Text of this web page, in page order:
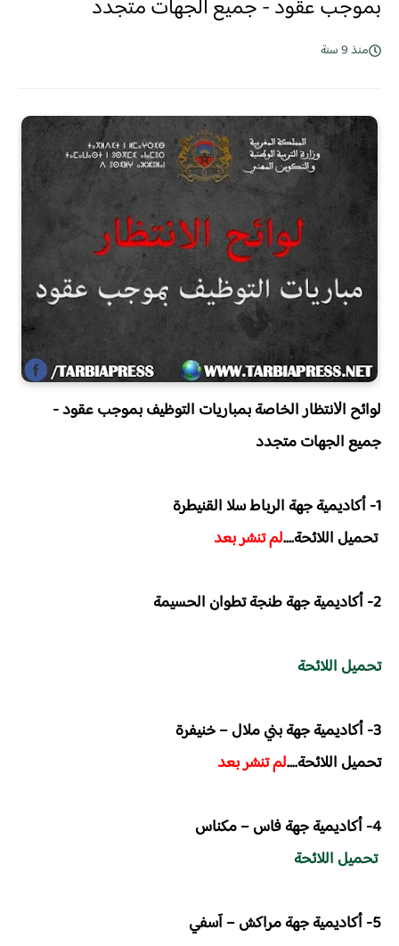
بموجب عقود - جميع الجهات متجدد
منذ 9 سنة
لوائح اﻻنتظار الخاصة بمباريات التوظيف بموجب عقود -
جميع الجهات متجدد
1- أكاديمية جهة الرباط سلا القنيطرة
تحميل اللائحة....لم تنشر بعد
2- أكاديمية جهة طنجة تطوان الحسيمة
تحميل اللائحة
3- ​أكاديمية جهة بني ملال – خنيفرة
تحميل اللائحة....لم تنشر بعد
4- أكاديمية جهة فاس – مكناس
تحميل اللائحة
5- أكاديمية جهة مراكش – آسفي